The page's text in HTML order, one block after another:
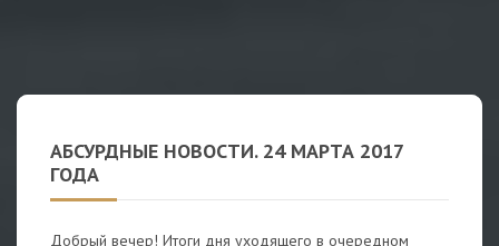
АБСУРДНЫЕ НОВОСТИ. 24 МАРТА 2017
ГОДА
Добрый вечер! Итоги дня уходящего в очередном